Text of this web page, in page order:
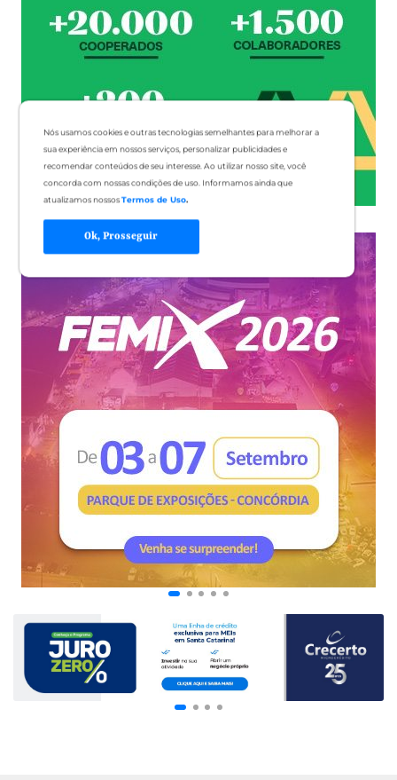
Nós usamos cookies e outras tecnologias semelhantes para melhorar a
sua experiência em nossos serviços, personalizar publicidades e
recomendar conteúdos de seu interesse. Ao utilizar nosso site, você
concorda com nossas condições de uso. Informamos ainda que
atualizamos nossosTermos de Uso.
Ok, Prosseguir